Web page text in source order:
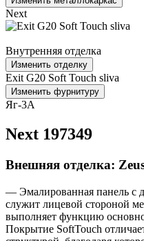
Next
Внутренняя отделка
Изменить отделку
Exit G20 Soft Touch sliva
Изменить фурнитуру
Яг-3А
Next 197349
Внешняя отделка:
— Эмалированная панель с
служит лицевой стороной
выполняет функцию
Покрытие SoftTouch